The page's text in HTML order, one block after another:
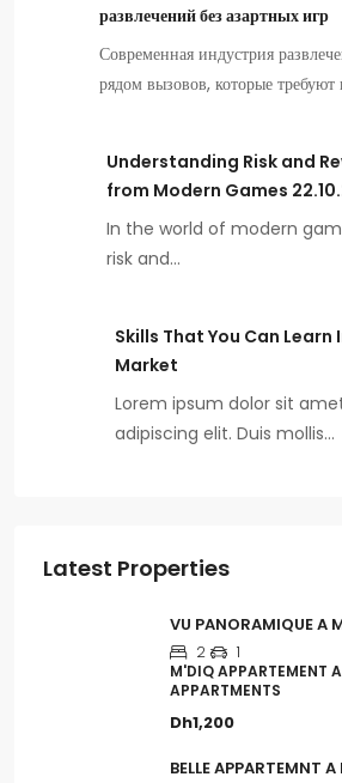
развлечений без азартных игр
Современная индустрия
рядом вызовов, которые
Understanding Risk and
from Modern Games
In the world of modern
risk and…
Skills That You Can Learn
Market
Lorem ipsum dolor sit
adipiscing elit. Duis mollis…
Latest Properties
VU PANORAMIQUE A
2
1
M'DIQ APPARTEMENT
APPARTMENTS
Dh1,200
BELLE APPARTEMNT A